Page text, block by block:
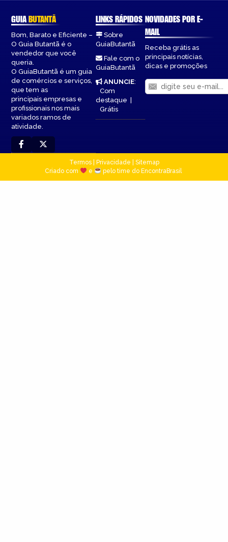
GUIABUTANTÃ
Bom, Barato e Eficiente –
O Guia Butantã é o
vendedor que você
queria.
O GuiaButantã é um guia
de comércios e serviços,
que tem as
principais empresas e
profissionais nos mais
variados ramos de
atividade.
LINKS RÁPIDOS
Sobre
GuiaButantã
Fale com o
GuiaButantã
ANUNCIE:
Com
destaque|
Grátis
NOVIDADES POR E-
MAIL
Receba grátis as
principais notícias,
dicas e promoções
Termos| Privacidade
Sitemap
Criado com
e pelo time do EncontraBrasil